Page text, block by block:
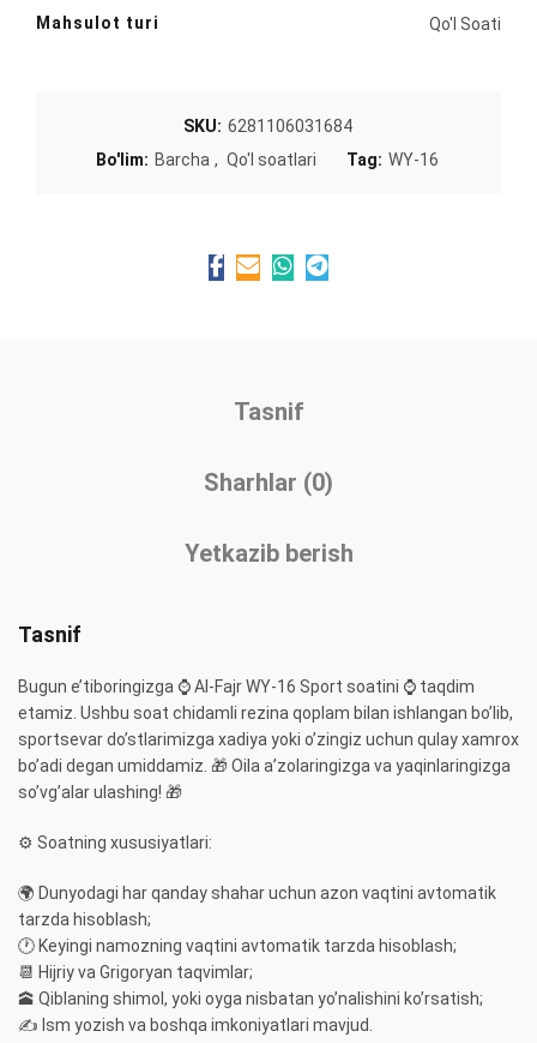
Mahsulot turi Qo'l Soati
SKU: 6281106031684
Bo'lim: Barcha , Qo'l soatlari Tag: WY-16
Tasnif
Sharhlar (0)
Yetkazib berish
Tasnif
Bugun e’tiboringizga ⌚️ Al-Fajr WY-16 Sport soatini ⌚️ taqdim
etamiz. Ushbu soat chidamli rezina qoplam bilan ishlangan bo’lib,
sportsevar do’stlarimizga xadiya yoki o’zingiz uchun qulay xamrox
bo’adi degan umiddamiz. 🎁 Oila a’zolaringizga va yaqinlaringizga
so’vg’alar ulashing! 🎁
⚙️ Soatning xususiyatlari:
🌍 Dunyodagi har qanday shahar uchun azon vaqtini avtomatik
tarzda hisoblash;
🕐 Keyingi namozning vaqtini avtomatik tarzda hisoblash;
📆 Hijriy va Grigoryan taqvimlar;
🕋 Qiblaning shimol, yoki oyga nisbatan yo’nalishini ko’rsatish;
✍️ Ism yozish va boshqa imkoniyatlari mavjud.